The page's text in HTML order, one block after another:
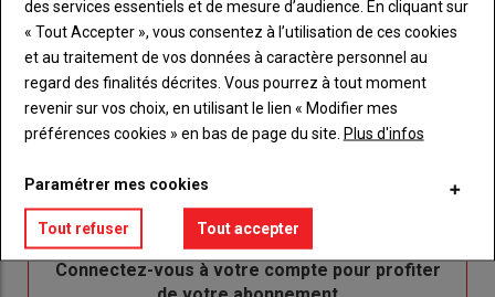
Publicité
Sous-
Vous êtes abonné(e)
TITRE IDENTIFIEZ-VOUS
Body
Connectez-vous à votre compte pour profiter
des services essentiels et de mesure d’audience. En cliquant sur
« Tout Accepter », vous consentez à l’utilisation de ces cookies
et au traitement de vos données à caractère personnel au
regard des finalités décrites. Vous pourrez à tout moment
revenir sur vos choix, en utilisant le lien « Modifier mes
préférences cookies » en bas de page du site. Plus d'infos
Paramétrer mes cookies
Tout refuser Tout accepter